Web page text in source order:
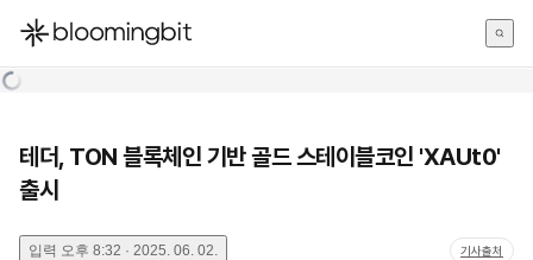
한국어
테더, TON 블록체인 기반 골드 스테이블코인 'XAUt0'
출시
입력 오후 8:32 · 2025. 06. 02. 기사출처